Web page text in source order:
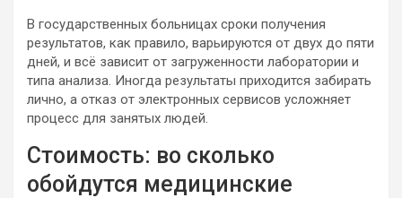
В государственных больницах сроки получения
результатов, как правило, варьируются от двух до пяти
дней, и всё зависит от загруженности лаборатории и
типа анализа. Иногда результаты приходится забирать
лично, а отказ от электронных сервисов усложняет
процесс для занятых людей.
Стоимость: во сколько
обойдутся медицинские